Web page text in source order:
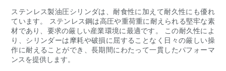
ステンレス製油圧シリンダは、耐食性に加えて耐久性にも優れ
ています。 ステンレス鋼は高圧や重荷重に耐えられる堅牢な素
材であり、要求の厳しい産業環境に最適です。 この耐久性によ
り、シリンダーは摩耗や破損に屈することなく日々の厳しい操
作に耐えることができ、長期間にわたって一貫したパフォーマ
ンスを提供します。